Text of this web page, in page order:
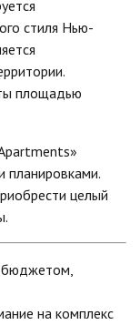
стиля Нью-
площадью
»
планировками.
целый
бюджетом,
на комплекс